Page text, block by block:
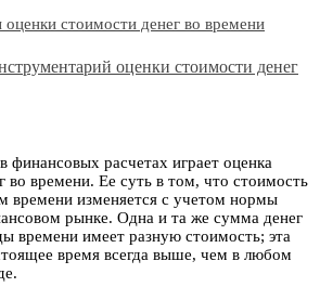
оценки стоимости денег
финансовых расчетах играет оценка
во времени. Ее суть в том, что стоимость
времени изменяется с учетом нормы
рынке. Одна и та же сумма денег
времени имеет разную стоимость; эта
время всегда выше, чем в любом